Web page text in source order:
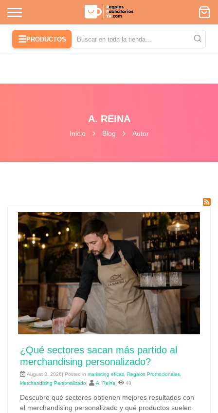
☰PRODUCTOS
A. REINA
Inicio Blog Autor
¿Qué sectores sacan más partido al
merchandising personalizado?
August 3, 2026| Posted in marketing eficaz Regalos Promocionales
Merchandising Personalizado| A. Reina| 40
Descubre qué sectores obtienen mejores resultados con
el merchandising personalizado y qué productos suelen